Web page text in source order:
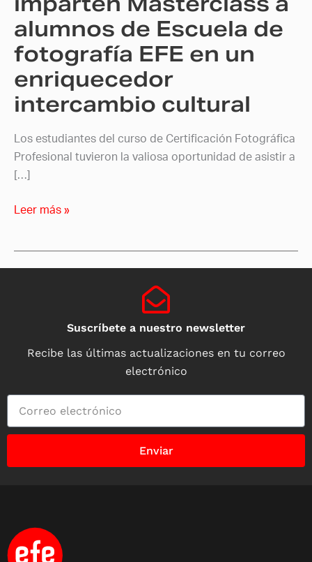
alumnos de Escuela de
fotografía EFE en un
enriquecedor
intercambio cultural
Los estudiantes del curso de Certificación Fotográfica
Profesional tuvieron la valiosa oportunidad de asistir a
[…]
EFE
en
un
enriquecedor
intercambio
cultural
Leer más »
Suscríbete a nuestro newsletter
Recibe las últimas actualizaciones en tu correo
electrónico
Enviar